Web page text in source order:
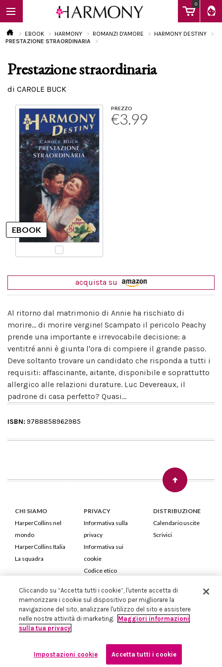
0
EBOOK
Calendario
EBOOK HARMONY ROMANZI D'AMORE
HARMONY DESTINY
PRESTAZIONE STRAORDINARIA
Prestazione straordinaria
di CAROLE BUCK
PREZZO
€3.99
acquista su
Al ritorno dal matrimonio di Annie ha rischiato di
morire... di morire vergine! Scampato il pericolo Peachy
prende una importante e irrevocabile decisione: a
ventitré anni è giunta l'ora di compiere il grande passo.
Deve soltanto trovare un candidato che risponda a tutti i
requisiti: affascinante, aitante, disponibile e soprattutto
allergico alle relazioni durature. Luc Devereaux, il
padrone di casa perfetto? Quasi...
ISBN: 9788858962985
CHI SIAMO
HarperCollins nel
mondo
HarperCollins Italia
La squadra
PRIVACY
Informativa sulla
privacy
Informativa sui
cookie
Codice etico
DISTRIBUZIONE
Calendario uscite
Scrivici
HarperCollins Italia S.p.A. Viale Monte Nero, 84 - 20135 Milano
Cod. Fiscale e P.IVA 05946780151 - Capitale Sociale 258.250 €
Iscritta in Milano al Registro delle imprese nr.198004 e REA nr.1051898
Cliccando su “Accetta tutti i cookie”, l'utente accetta di
memorizzare i cookie sul dispositivo per migliorare la
navigazione del sito, analizzare l'utilizzo del sito e assistere
nelle nostre attività di marketing. Maggiori informazioni
sulla tua privacy
Impostazioni cookie Accetta tutti i cookie